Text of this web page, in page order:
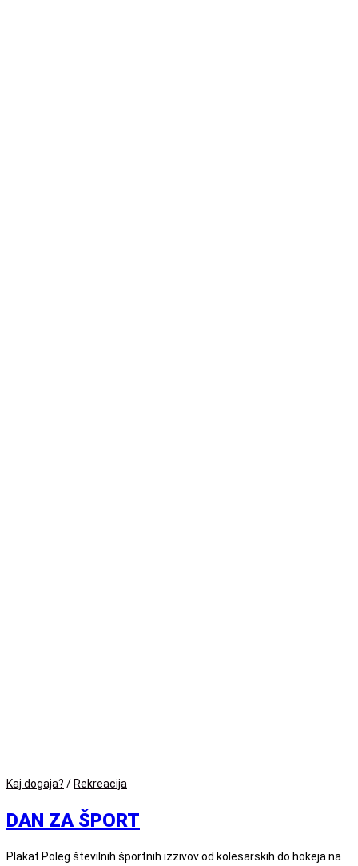
Kaj dogaja? / Rekreacija
DAN ZA ŠPORT
Plakat Poleg številnih športnih izzivov od kolesarskih do hokeja na